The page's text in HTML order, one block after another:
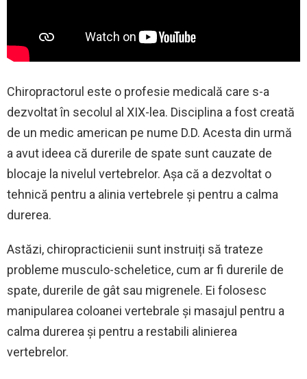
Chiropractorul este o profesie medicală care s-a
dezvoltat în secolul al XIX-lea. Disciplina a fost creată
de un medic american pe nume D.D. Acesta din urmă
a avut ideea că durerile de spate sunt cauzate de
blocaje la nivelul vertebrelor. Așa că a dezvoltat o
tehnică pentru a alinia vertebrele și pentru a calma
durerea.
Astăzi, chiropracticienii sunt instruiți să trateze
probleme musculo-scheletice, cum ar fi durerile de
spate, durerile de gât sau migrenele. Ei folosesc
manipularea coloanei vertebrale și masajul pentru a
calma durerea și pentru a restabili alinierea
vertebrelor.